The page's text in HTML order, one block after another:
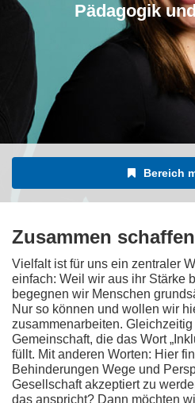
Pädagogik
Bereich
Zusammen
Vielfalt ist für uns ein zentraler
einfach: Weil wir aus ihr Stärke
begegnen wir Menschen
Nur so können und wollen wir
zusammenarbeiten.
Gemeinschaft, die das Wort
füllt. Mit anderen Worten: Hier
Behinderungen Wege und
Gesellschaft akzeptiert zu
das anspricht? Dann möchten